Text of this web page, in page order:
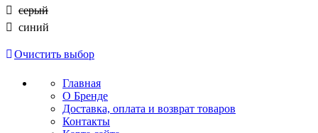
серый
синий
Очистить выбор
Главная
О Бренде
Доставка, оплата и возврат товаров
Контакты